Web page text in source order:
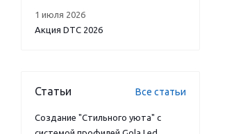
1 июля 2026
Акция DTC 2026
Статьи Все статьи
Создание "Стильного уюта" с